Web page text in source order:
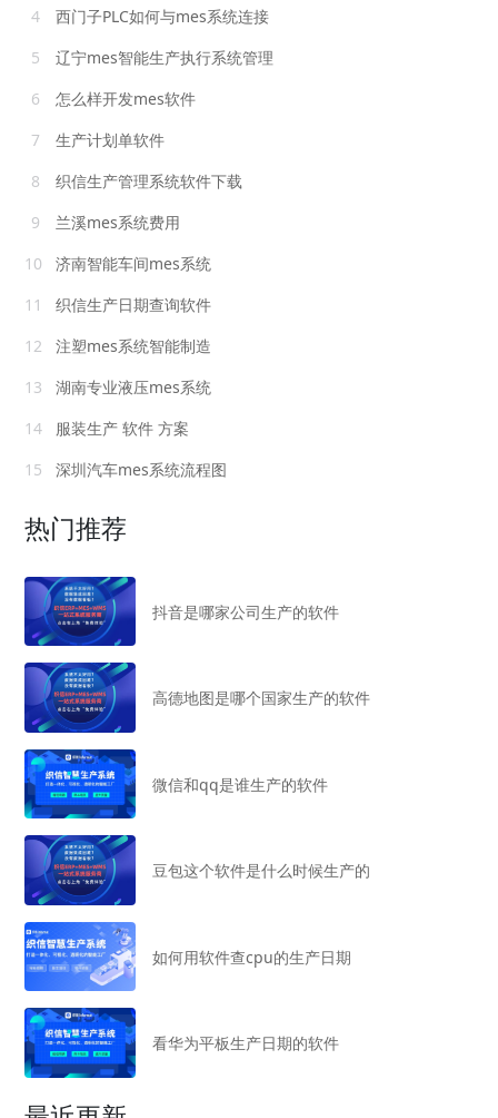
4
西门子PLC如何与mes系统连接
5
辽宁mes智能生产执行系统管理
6
怎么样开发mes软件
7
生产计划单软件
8
织信生产管理系统软件下载
9
兰溪mes系统费用
10
济南智能车间mes系统
11
织信生产日期查询软件
12
注塑mes系统智能制造
13
湖南专业液压mes系统
14
服装生产 软件 方案
15
深圳汽车mes系统流程图
热门推荐
抖音是哪家公司生产的软件
高德地图是哪个国家生产的软件
微信和qq是谁生产的软件
豆包这个软件是什么时候生产的
如何用软件查cpu的生产日期
看华为平板生产日期的软件